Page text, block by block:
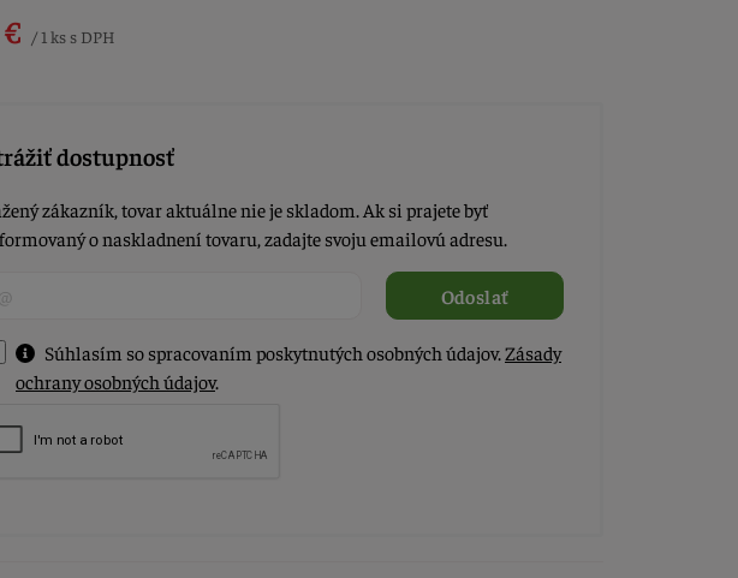
/ 1 ks s DPH
dostupnosť
zákazník, tovar aktuálne nie je skladom. Ak si prajete byť
o naskladnení tovaru, zadajte svoju emailovú adresu.
Odoslať
Súhlasím so spracovaním poskytnutých osobných údajov.Zásady
ochrany osobných údajov.